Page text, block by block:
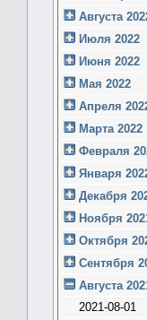
Августа
Июля 2022
Июня 2022
Мая 2022
Апреля
Марта 2022
Февраля
Января
Декабря
Ноября
Октября
Сентября
Августа
2021-08-01